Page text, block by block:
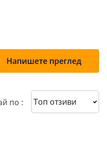
Напишете преглед
по : Sort reviews